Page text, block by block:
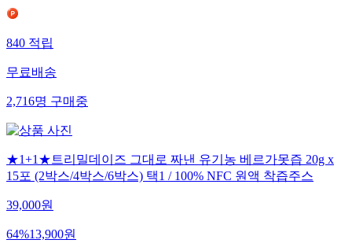
840적립
무료배송
2,716명구매중
★1+1★트리밀데이즈 그대로 짜낸 유기농 베르가못즙 20g x
15포 (2박스/4박스/6박스) 택1 / 100% NFC 원액 착즙주스
39,000원
64%13,900원